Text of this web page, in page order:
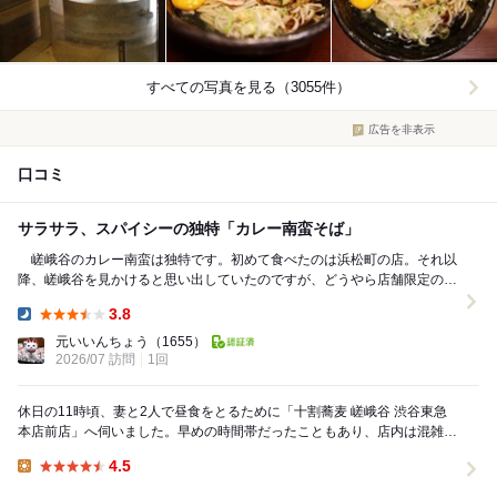
すべての写真を見る（3055件）
広告を非表示
口コミ
サラサラ、スパイシーの独特「カレー南蛮そば」
嵯峨谷のカレー南蛮は独特です。初めて食べたのは浜松町の店。それ以
降、嵯峨谷を見かけると思い出していたのですが、どうやら店舗限定のメ
3.8
元いいんちょう
（1655）
2026/07 訪問
1回
休日の11時頃、妻と2人で昼食をとるために「十割蕎麦 嵯峨谷 渋谷東急
本店前店」へ伺いました。早めの時間帯だったこともあり、店内は混雑し
4.5